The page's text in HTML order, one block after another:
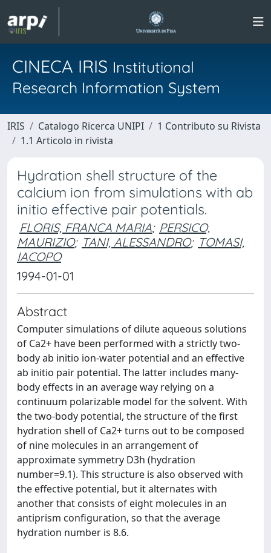
CINECA IRIS Institutional
Research Information System
IRIS Catalogo Ricerca UNIPI
1 Contributo su Rivista
1.1 Articolo in rivista
Hydration shell structure of the
calcium ion from simulations with ab
initio effective pair potentials.
FLORIS, FRANCA MARIA; PERSICO,
MAURIZIO; TANI, ALESSANDRO; TOMASI,
IACOPO
1994-01-01
Abstract
Computer simulations of dilute aqueous solutions
of Ca2+ have been performed with a strictly two-
body ab initio ion-water potential and an effective
ab initio pair potential. The latter includes many-
body effects in an average way relying on a
continuum polarizable model for the solvent. With
the two-body potential, the structure of the first
hydration shell of Ca2+ turns out to be composed
of nine molecules in an arrangement of
approximate symmetry D3h (hydration
number=9.1). This structure is also observed with
the effective potential, but it alternates with
another that consists of eight molecules in an
antiprism configuration, so that the average
hydration number is 8.6.